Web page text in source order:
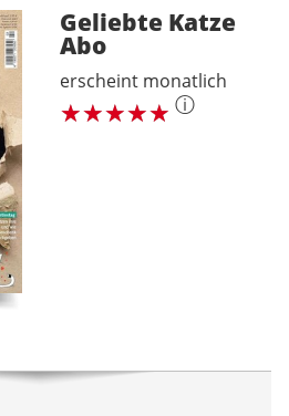
Geliebte Katze
Abo
erscheint monatlich
ⓘ